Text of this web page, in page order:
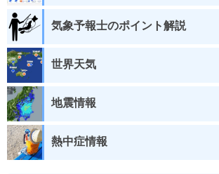
気象予報士のポイント解説
世界天気
地震情報
熱中症情報